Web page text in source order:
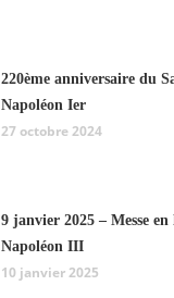
220ème anniversaire du
Napoléon Ier
27 octobre 2024
9 janvier 2025 – Messe en
Napoléon III
10 janvier 2025